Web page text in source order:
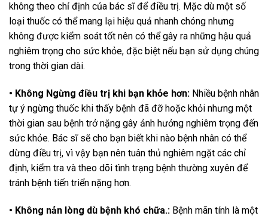
không theo chỉ định của bác sĩ để điều trị. Mặc dù một số
loại thuốc có thể mang lại hiệu quả nhanh chóng nhưng
không được kiểm soát tốt nên có thể gây ra những hậu quả
nghiêm trọng cho sức khỏe, đặc biệt nếu bạn sử dụng chúng
trong thời gian dài.
• Không Ngừng điều trị khi bạn khỏe hơn: Nhiều bệnh nhân
tự ý ngừng thuốc khi thấy bệnh đã đỡ hoặc khỏi nhưng một
thời gian sau bệnh trở nặng gây ảnh hưởng nghiêm trọng đến
sức khỏe. Bác sĩ sẽ cho bạn biết khi nào bệnh nhân có thể
dừng điều trị, vì vậy bạn nên tuân thủ nghiêm ngặt các chỉ
định, kiểm tra và theo dõi tình trạng bệnh thường xuyên để
tránh bệnh tiến triển nặng hơn.
• Không nản lòng dù bệnh khó chữa.: Bệnh mãn tính là một